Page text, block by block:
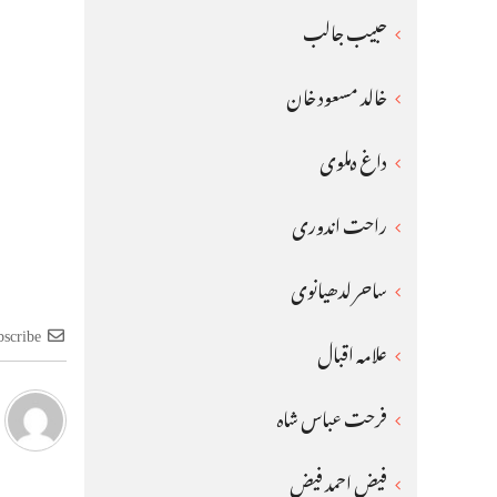
حبیب جالب
خالد مسعود خان
داغ دہلوی
راحت اندوری
ساحر لدھیانوی
علامہ اقبال
فرحت عباس شاہ
فیض احمد فیض